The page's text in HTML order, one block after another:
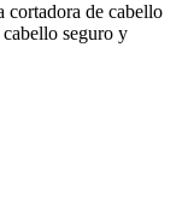
cortadora de cabello
cabello seguro y